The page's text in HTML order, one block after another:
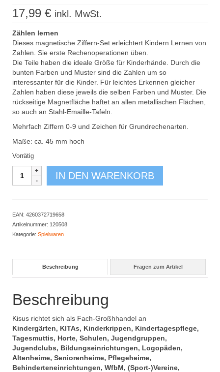
17,99 € inkl. MwSt.
Zählen lernen
Dieses magnetische Ziffern-Set erleichtert Kindern Lernen von
Zahlen. Sie erste Rechenoperationen üben.
Die Teile haben die ideale Größe für Kinderhände. Durch die
bunten Farben und Muster sind die Zahlen um so
interessanter für die Kinder. Für leichtes Erkennen gleicher
Zahlen haben diese jeweils die selben Farben und Muster. Die
rückseitige Magnetfläche haftet an allen metallischen Flächen,
so auch an Stahl-Emaille-Tafeln.
Mehrfach Ziffern 0-9 und Zeichen für Grundrechenarten.
Maße: ca. 45 mm hoch
Vorrätig
Magnet-
Ziffern
IN DEN WARENKORB
EAN: 4260372719658
Artikelnummer: 120508
Kategorie: Spielwaren
Beschreibung Fragen zum Artikel
Beschreibung
Kisus richtet sich als Fach-Großhhandel an
Kindergärten, KITAs, Kinderkrippen, Kindertagespflege,
Tagesmuttis, Horte, Schulen, Jugendgruppen,
Jugendclubs, Bildungseinrichtungen, Logopäden,
Altenheime, Seniorenheime, Pflegeheime,
Behinderteneinrichtungen, WfbM, (Sport-)Vereine,